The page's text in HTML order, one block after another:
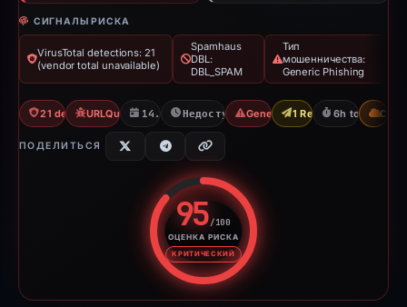
СИГНАЛЫ РИСКА
VirusTotal detections: 21
(vendor total unavailable)
Spamhaus
DBL:
DBL_SPAM
Тип
мошенничества:
Generic Phishing
21 detections VTURLQuery: 2 detections
14.05.2026Недоступно с 15.05.2026
Generic Phishing
1 Report Sent
6h to CDN
ПОДЕЛИТЬСЯ
95/100
ОЦЕНКА РИСКА
КРИТИЧЕСКИЙ
Оценка риска: 95 из 100.